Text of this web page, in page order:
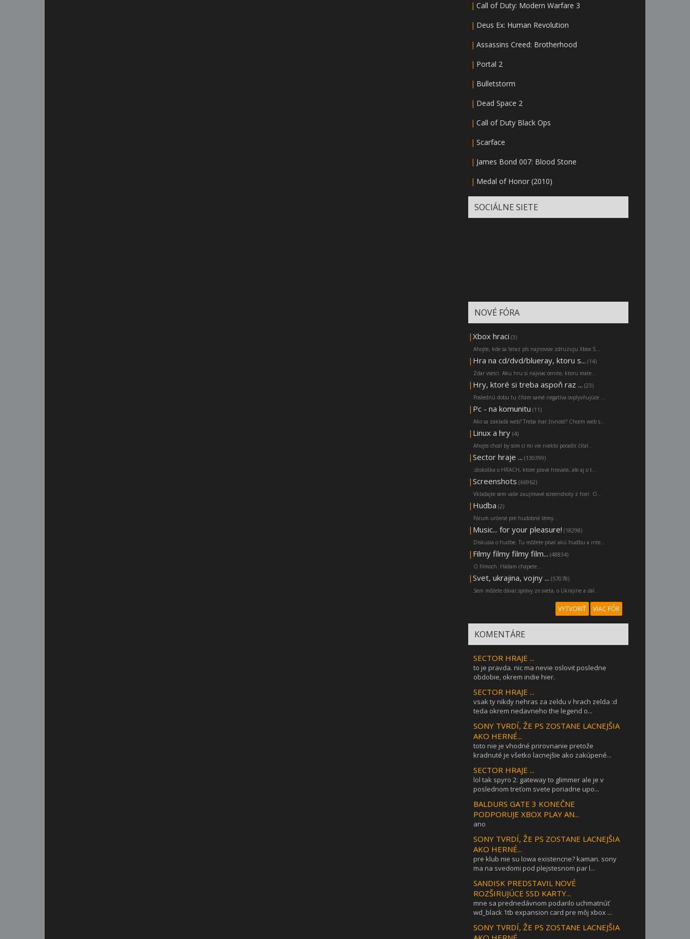
| Call of Duty: Modern Warfare 3
| Deus Ex: Human Revolution
| Assassins Creed: Brotherhood
| Portal 2
| Bulletstorm
| Dead Space 2
| Call of Duty Black Ops
| Scarface
| James Bond 007: Blood Stone
| Medal of Honor (2010)
SOCIÁLNE SIETE
NOVÉ FÓRA
| Xbox hraci (3)
Ahojte, kde sa teraz pls najnovsie zdruzuju Xbox S...
| Hra na cd/dvd/blueray, ktoru s... (14)
Zdar vsetci. Aku hru si najviac cenite, ktoru mate...
| Hry, ktoré si treba aspoň raz ... (23)
Poslednú dobu tu čítam samé negatíva ovplyvňujúce ...
| Pc - na komunitu (11)
Ako sa zakladá web? Treba mať živnosť? Chcem web s...
| Linux a hry (4)
Ahojte chcel by som ci mi vie niekto poradiť čítal...
| Sector hraje ... (130399)
:diskoška o HRACH, ktore prave hravate, ale aj o t...
| Screenshots (66962)
Vkladajte sem vaše zaujímavé screenshoty z hier. O...
| Hudba (2)
Fórum určené pre hudobné témy...
| Music... for your pleasure! (18298)
Diskusia o hudbe. Tu môžete písať akú hudbu a inte...
| Filmy filmy filmy film... (48834)
O filmoch. Hádam chápete....
| Svet, ukrajina, vojny ... (57078)
Sem môžete dávať správy zo sveta, o Ukrajine a ďal...
VYTVORIŤ VIAC FÓR
KOMENTÁRE
SECTOR HRAJE ...
to je pravda. nic ma nevie oslovit posledne
obdobie, okrem indie hier.
SECTOR HRAJE ...
vsak ty nikdy nehras za zeldu v hrach zelda :d
teda okrem nedavneho the legend o...
SONY TVRDÍ, ŽE PS ZOSTANE LACNEJŠIA
AKO HERNÉ...
toto nie je vhodné prirovnanie pretože
kradnuté je všetko lacnejšie ako zakúpené...
SECTOR HRAJE ...
lol tak spyro 2: gateway to glimmer ale je v
poslednom treťom svete poriadne upo...
BALDURS GATE 3 KONEČNE
PODPORUJE XBOX PLAY AN...
ano
SONY TVRDÍ, ŽE PS ZOSTANE LACNEJŠIA
AKO HERNÉ...
pre klub nie su lowa existencne? kaman. sony
ma na svedomi pod plejstesnom par l...
SANDISK PREDSTAVIL NOVÉ
ROZŠIRUJÚCE SSD KARTY...
mne sa prednedávnom podarilo uchmatnúť
wd_black 1tb expansion card pre môj xbox ...
SONY TVRDÍ, ŽE PS ZOSTANE LACNEJŠIA